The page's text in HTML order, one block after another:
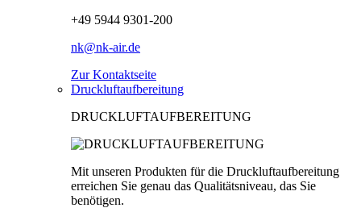
+49 5944 9301-200
nk@nk-air.de
Zur Kontaktseite
Druckluftaufbereitung
DRUCKLUFTAUFBEREITUNG
Mit unseren Produkten für die Druckluftaufbereitung
erreichen Sie genau das Qualitätsniveau, das Sie
benötigen.